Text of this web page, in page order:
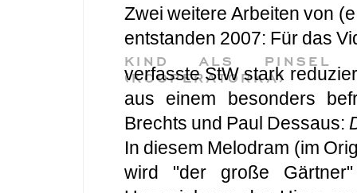
Zwei weitere Arbeiten von
entstanden 2007: Für das
KIND ALS PINSEL
(KOOPERATORKA)
verfasste StW stark
aus einem besonders
Brechts und Paul Dessaus:
In diesem Melodram (im
wird "der große